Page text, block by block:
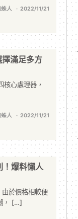
人
2022/11/21
滿足多方
心處理器，
蛛人
2022/11/21
爆料懶人
於價格相較便
， […]